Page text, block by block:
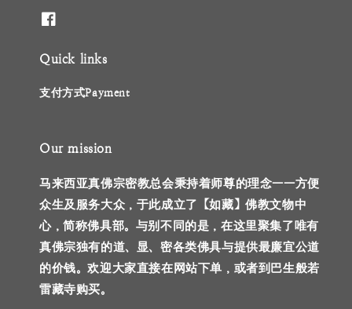
Quick links
支付方式Payment
Our mission
马来西亚真佛宗密教总会秉持着师尊的理念——方便
众生及服务大众，于此成立了【如藏】佛教文物中
心，简称佛具部。与别不同的是，在这里聚集了唯有
真佛宗独有的道、显、密各类佛具与提供最廉宜公道
的价钱。欢迎大家直接在网站下单，或者到巴生般若
雷藏寺购买。